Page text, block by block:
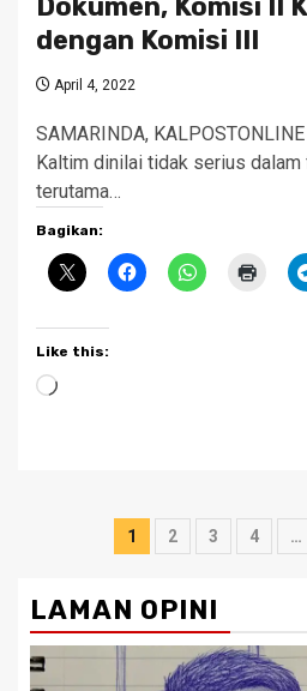
Dokumen, Komisi II
dengan Komisi III
April 4, 2022
SAMARINDA,
Kaltim dinilai tidak serius
terutama…
Bagikan:
Like this:
Loading…
Posts
1 2 3 4 …
LAMAN OPINI